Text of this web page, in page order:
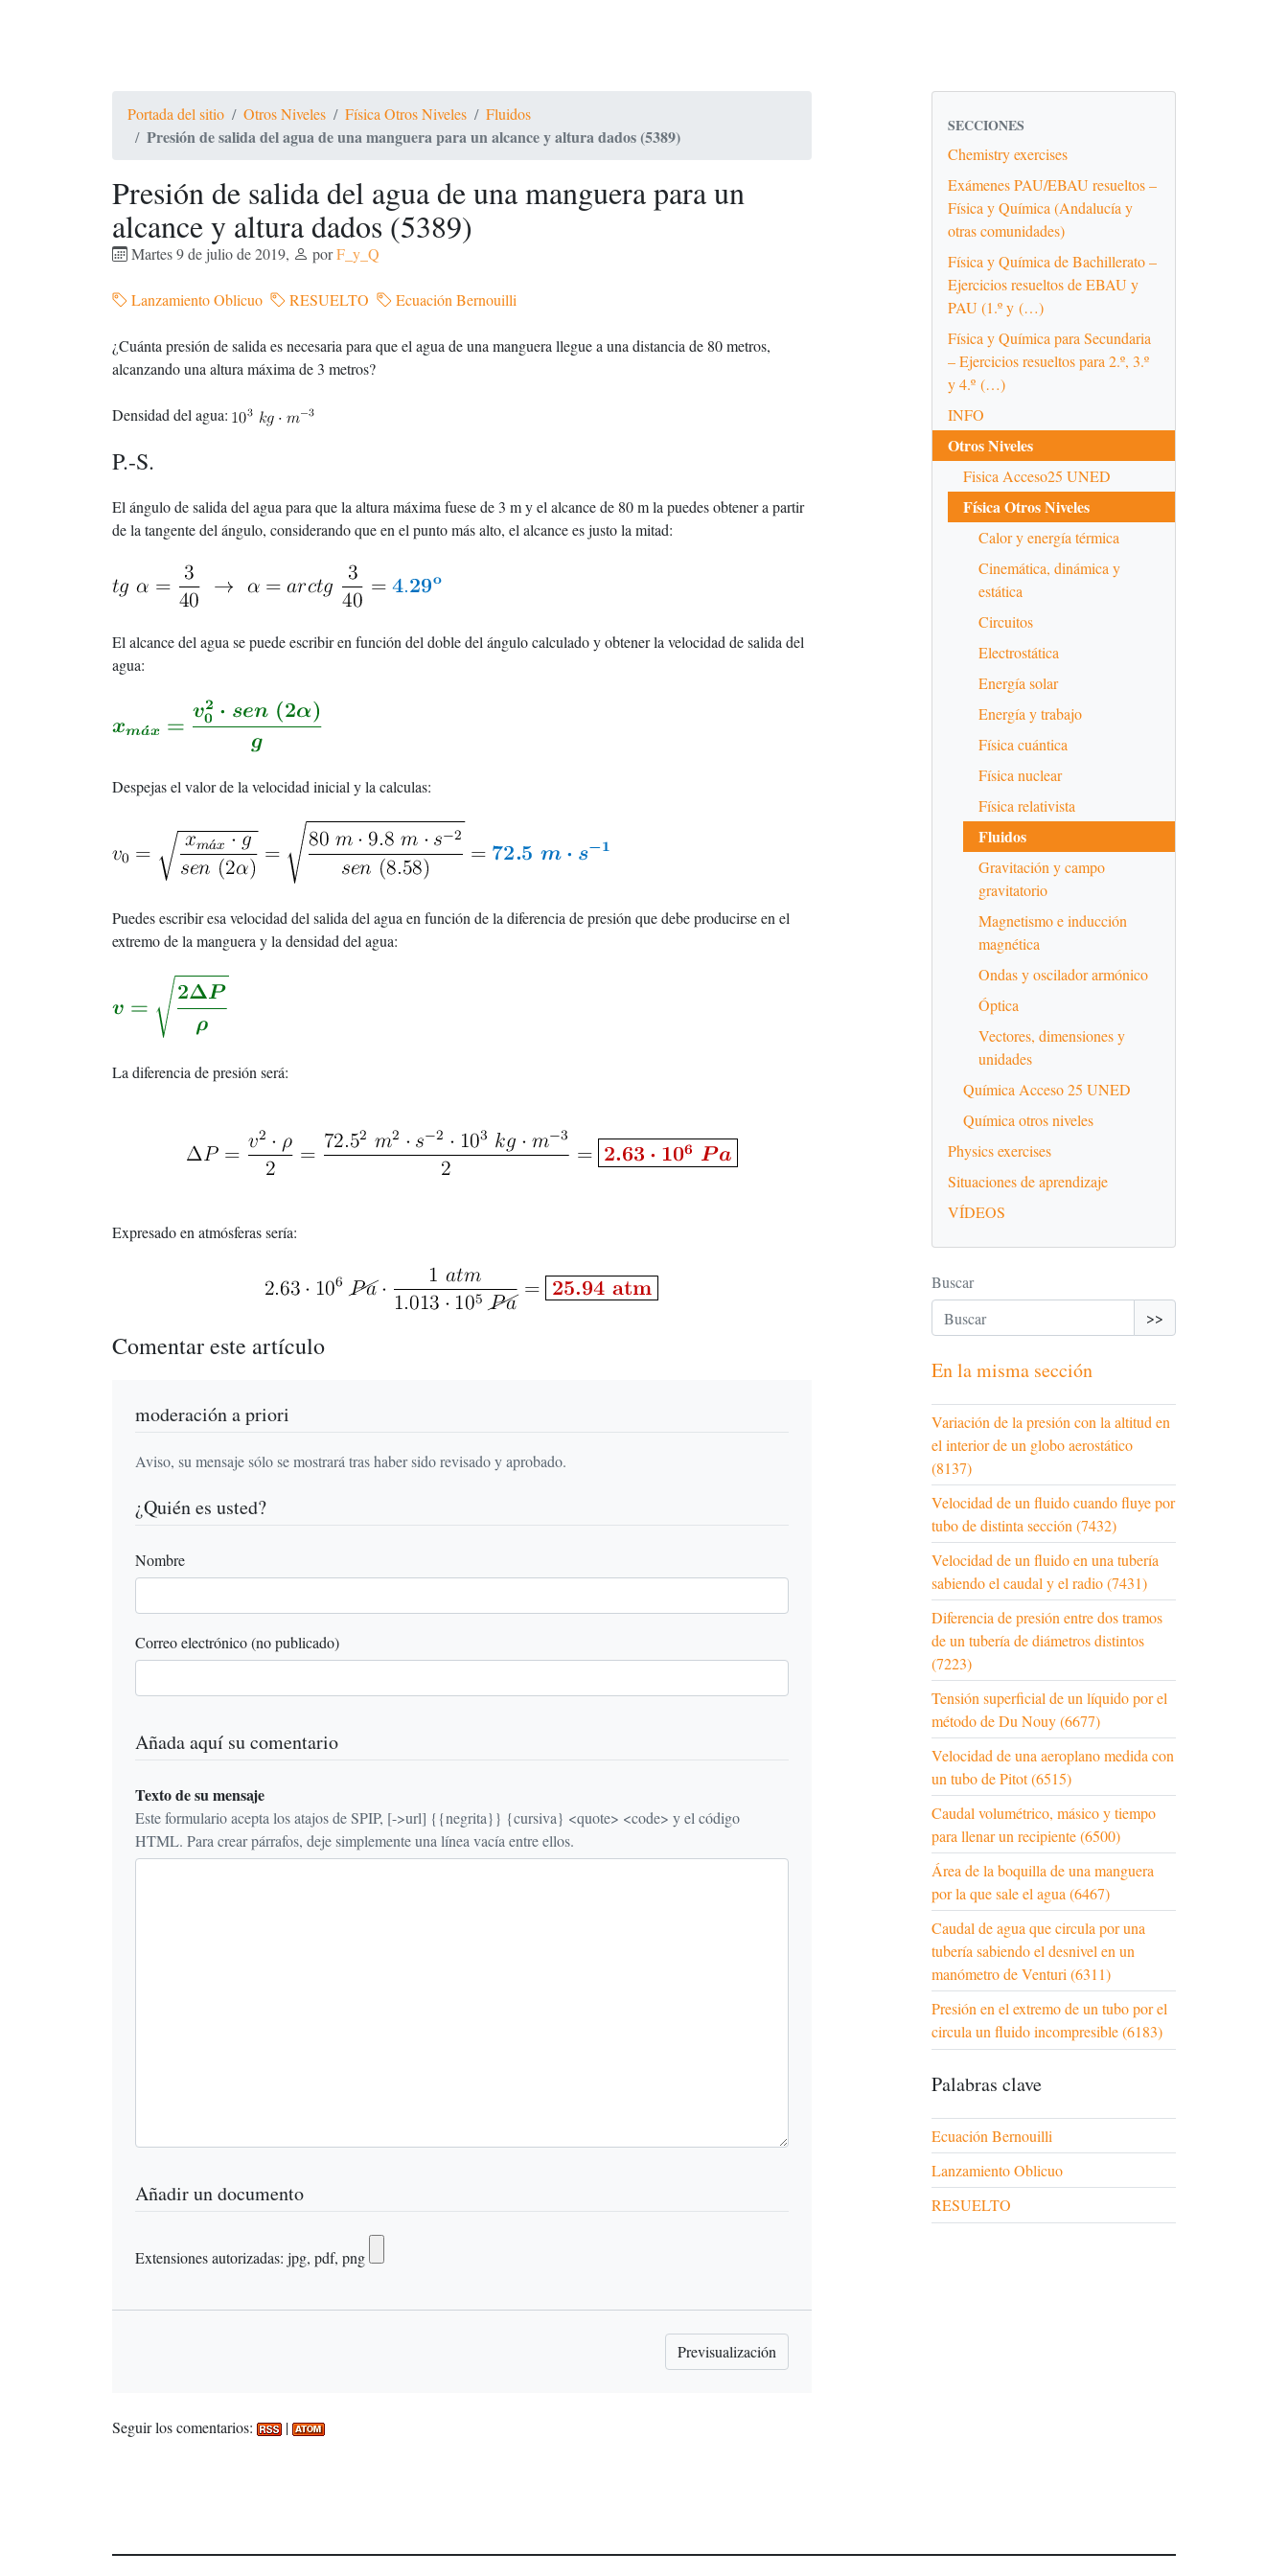
Portada del sitio Otros Niveles Física Otros Niveles Fluidos
Presión de salida del agua de una manguera para un alcance y altura dados (5389)
Presión de salida del agua de una manguera para un
alcance y altura dados (5389)
Martes 9 de julio de 2019, porF_y_Q
Lanzamiento Oblicuo RESUELTO Ecuación Bernouilli
¿Cuánta presión de salida es necesaria para que el agua de una manguera llegue a una distancia de 80 metros,
alcanzando una altura máxima de 3 metros?
Densidad del agua:
P.-S.
El ángulo de salida del agua para que la altura máxima fuese de 3 m y el alcance de 80 m la puedes obtener a partir
de la tangente del ángulo, considerando que en el punto más alto, el alcance es justo la mitad:
El alcance del agua se puede escribir en función del doble del ángulo calculado y obtener la velocidad de salida del
agua:
Despejas el valor de la velocidad inicial y la calculas:
Puedes escribir esa velocidad del salida del agua en función de la diferencia de presión que debe producirse en el
extremo de la manguera y la densidad del agua:
La diferencia de presión será:
Expresado en atmósferas sería:
Comentar este artículo
moderación a priori
Aviso, su mensaje sólo se mostrará tras haber sido revisado y aprobado.
¿Quién es usted?
Nombre
Correo electrónico (no publicado)
Añada aquí su comentario
Texto de su mensaje
Este formulario acepta los atajos de SPIP, [->url] {{negrita}} {cursiva} <quote> <code> y el código
HTML. Para crear párrafos, deje simplemente una línea vacía entre ellos.
Añadir un documento
Extensiones autorizadas: jpg, pdf, png
Seguir los comentarios: |
SECCIONES
Chemistry exercises
Exámenes PAU/EBAU resueltos –
Física y Química (Andalucía y
otras comunidades)
Física y Química de Bachillerato –
Ejercicios resueltos de EBAU y
PAU (1.º y (…)
Física y Química para Secundaria
– Ejercicios resueltos para 2.º, 3.º
y 4.º (…)
INFO
Otros Niveles
Fisica Acceso25 UNED
Física Otros Niveles
Calor y energía térmica
Cinemática, dinámica y
estática
Circuitos
Electrostática
Energía solar
Energía y trabajo
Física cuántica
Física nuclear
Física relativista
Fluidos
Gravitación y campo
gravitatorio
Magnetismo e inducción
magnética
Ondas y oscilador armónico
Óptica
Vectores, dimensiones y
unidades
Química Acceso 25 UNED
Química otros niveles
Physics exercises
Situaciones de aprendizaje
VÍDEOS
Buscar
>>
En la misma sección
Variación de la presión con la altitud en
el interior de un globo aerostático
(8137)
Velocidad de un fluido cuando fluye por
tubo de distinta sección (7432)
Velocidad de un fluido en una tubería
sabiendo el caudal y el radio (7431)
Diferencia de presión entre dos tramos
de un tubería de diámetros distintos
(7223)
Tensión superficial de un líquido por el
método de Du Nouy (6677)
Velocidad de una aeroplano medida con
un tubo de Pitot (6515)
Caudal volumétrico, másico y tiempo
para llenar un recipiente (6500)
Área de la boquilla de una manguera
por la que sale el agua (6467)
Caudal de agua que circula por una
tubería sabiendo el desnivel en un
manómetro de Venturi (6311)
Presión en el extremo de un tubo por el
circula un fluido incompresible (6183)
Palabras clave
Ecuación Bernouilli
Lanzamiento Oblicuo
RESUELTO